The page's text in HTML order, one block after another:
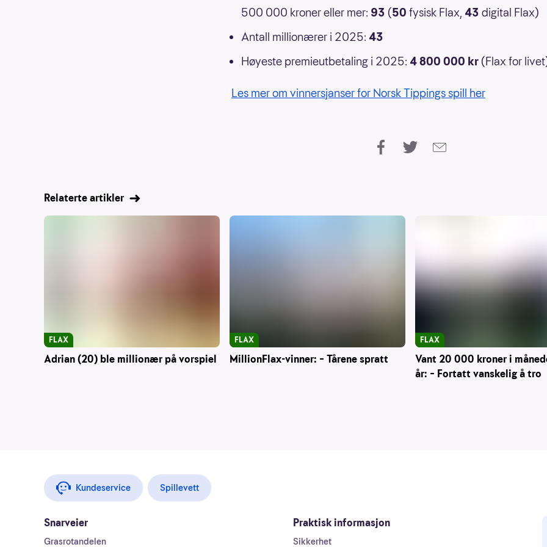
500 000 kroner eller mer: 93 (50 fysisk Flax, 43 digital Flax)
Antall millionærer i 2025: 43
Høyeste premieutbetaling i 2025: 4 800 000 kr (Flax for
Les mer om vinnersjanser for Norsk Tippings spill her
Relaterte artikler
Adrian (20) ble millionær på vorspiel
FLAX
MillionFlax-vinner: – Tårene spratt
FLAX
Vant 20 000 kroner i
år: – Fortatt vanskelig å tro
FLAX
Kundeservice Spillevett
Snarveier
Grasrotandelen
Praktisk informasjon
Sikkerhet